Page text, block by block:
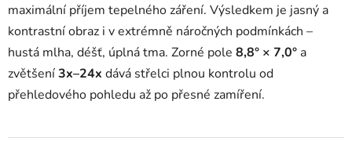
maximální příjem tepelného záření. Výsledkem je jasný a
kontrastní obraz i v extrémně náročných podmínkách –
hustá mlha, déšť, úplná tma. Zorné pole 8,8° × 7,0° a
zvětšení3x–24x dává střelci plnou kontrolu od
přehledového pohledu až po přesné zamíření.